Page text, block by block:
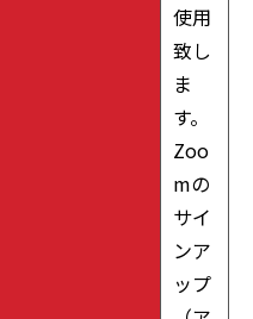
使用
致し
ま
す。
Zoo
mの
サイ
ンア
ップ